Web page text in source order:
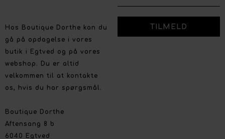
Hos Boutique Dorthe kan du
gå på opdagelse i vores
butik i Egtved og på vores
webshop. Du er altid
velkommen til at kontakte
os, hvis du har spørgsmål.
Boutique Dorthe
Aftensang 8 b
6040 Egtved